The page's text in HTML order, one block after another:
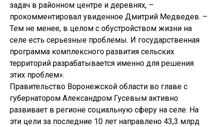
задач в районном центре и деревнях, –
прокомментировал увиденное Дмитрий Медведев. –
Тем не менее, в целом с обустройством жизни на
селе есть серьезные проблемы. И государственная
программа комплексного развития сельских
территорий разрабатывается именно для решения
этих проблем».
Правительство Воронежской области во главе с
губернатором Александром Гусевым активно
развивает в регионе социальную сферу на селе. На
эти цели за последние 10 лет направлено 43,3 млрд